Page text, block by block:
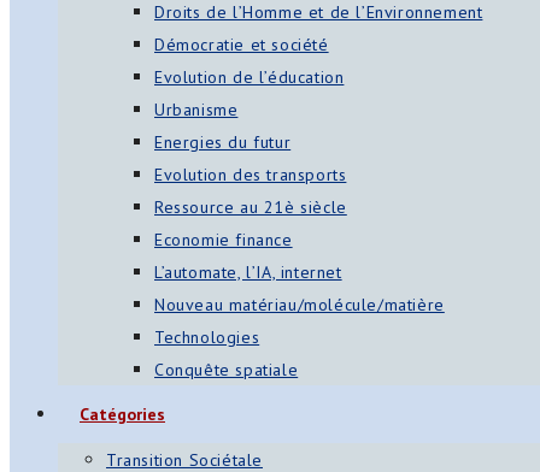
Droits de l’Homme et de l’Environnement
Démocratie et société
Evolution de l’éducation
Urbanisme
Energies du futur
Evolution des transports
Ressource au 21è siècle
Economie finance
L’automate, l’IA, internet
Nouveau matériau/molécule/matière
Technologies
Conquête spatiale
Catégories
Transition Sociétale